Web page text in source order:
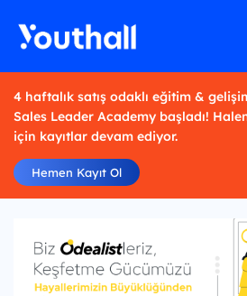
4 haftalık satış odaklı eğitim &
Sales Leader Academy başladı!
için kayıtlar devam ediyor.
Hemen Kayıt Ol